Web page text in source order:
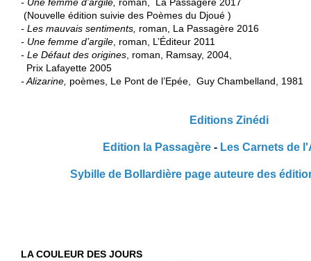
- Les mauvais sentiments,
- Une femme d’argile
- Le Défaut des origines , roman, Ramsay, 2004,
- Alizarine, poèmes, Le Pont de l’Epée,  Guy Chambelland, 1981
Editions Zinédi
Edition la Passagère - Les Carnets de
Sybille de Bollardière page auteure des
LA COULEUR DES JOURS